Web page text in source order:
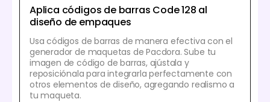
Aplica códigos de barras Code 128 al
diseño de empaques
Usa códigos de barras de manera efectiva con el
generador de maquetas de Pacdora. Sube tu
imagen de código de barras, ajústala y
reposiciónala para integrarla perfectamente con
otros elementos de diseño, agregando realismo a
tu maqueta.